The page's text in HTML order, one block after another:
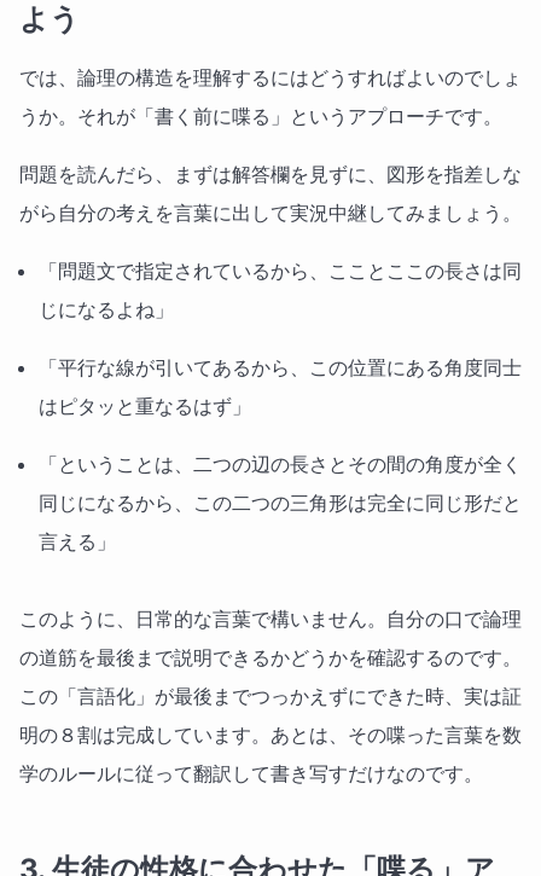
よう
では、論理の構造を理解するにはどうすればよいのでしょ
うか。それが「書く前に喋る」というアプローチです。
問題を読んだら、まずは解答欄を見ずに、図形を指差しな
がら自分の考えを言葉に出して実況中継してみましょう。
「問題文で指定されているから、こことここの長さは同
じになるよね」
「平行な線が引いてあるから、この位置にある角度同士
はピタッと重なるはず」
「ということは、二つの辺の長さとその間の角度が全く
同じになるから、この二つの三角形は完全に同じ形だと
言える」
このように、日常的な言葉で構いません。自分の口で論理
の道筋を最後まで説明できるかどうかを確認するのです。
この「言語化」が最後までつっかえずにできた時、実は証
明の８割は完成しています。あとは、その喋った言葉を数
学のルールに従って翻訳して書き写すだけなのです。